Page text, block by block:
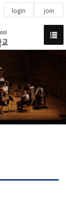
login join